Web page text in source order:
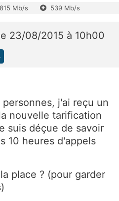
815 Mb/s 539 Mb/s
23/08/2015 à 10h00
j'ai reçu un
nouvelle tarification
suis déçue de savoir
10 heures d'appels
place ? (pour garder